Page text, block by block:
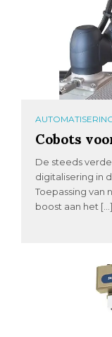
Cobots
De steeds
digitalisering in
Toepassing van
boost aan het […]